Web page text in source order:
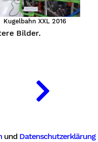
Kugelbahn XXL 2016
Bilder.
und Datenschutzerklärung